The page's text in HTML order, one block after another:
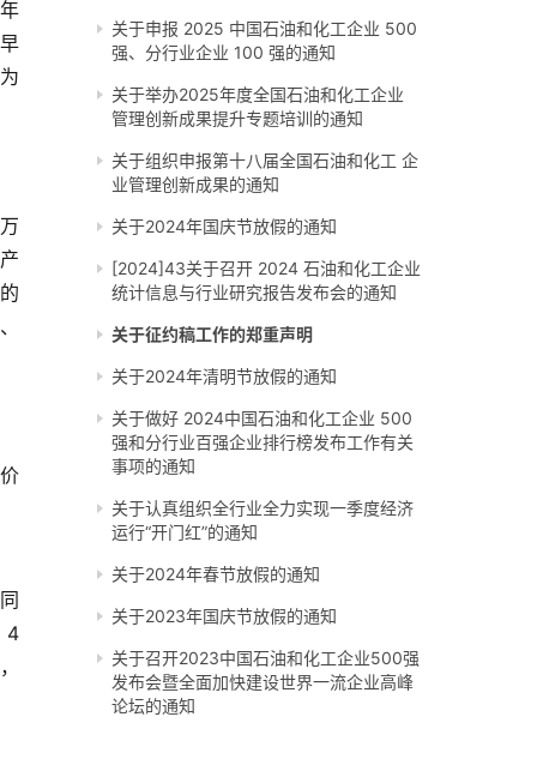
4
关于申报 2025 中国石油和化工企业 500
强、分行业企业 100 强的通知
关于举办2025年度全国石油和化工企业
管理创新成果提升专题培训的通知
关于组织申报第十八届全国石油和化工 企
业管理创新成果的通知
关于2024年国庆节放假的通知
[2024]43关于召开 2024 石油和化工企业
统计信息与行业研究报告发布会的通知
关于征约稿工作的郑重声明
关于2024年清明节放假的通知
关于做好 2024中国石油和化工企业 500
强和分行业百强企业排行榜发布工作有关
事项的通知
关于认真组织全行业全力实现一季度经济
运行“开门红”的通知
关于2024年春节放假的通知
关于2023年国庆节放假的通知
关于召开2023中国石油和化工企业500强
发布会暨全面加快建设世界一流企业高峰
论坛的通知